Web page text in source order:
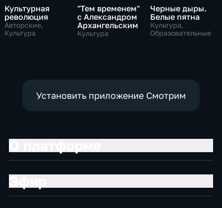
Культурная
революция
Авторские,
Культура
"Тем временем"
с Александром
Архангельским
Культура
Черные дыры.
Белые пятна
Культура,
Образовательные
Установить приложение Смотрим